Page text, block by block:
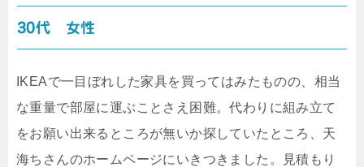
30代 女性
IKEAで一目ぼれした家具を買ってはみたものの、相当
な重量で部屋に運ぶことさえ困難。代わりに組み立て
をお願い出来るところが無いか探していたところ、天
海ちさんのホームページにいきつきました。見積もり